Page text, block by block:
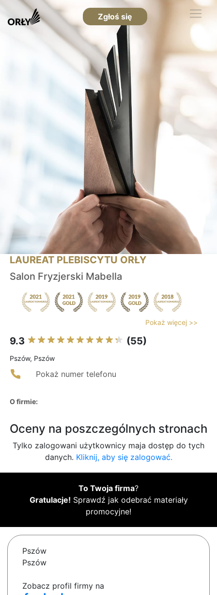
Zgłoś się
LAUREAT PLEBISCYTU ORŁY
Salon Fryzjerski Mabella
Pokaż więcej >>
9.3 (55)
Pszów, Pszów
Pokaż numer telefonu
O firmie:
Oceny na poszczególnych stronach
Tylko zalogowani użytkownicy maja dostęp do tych
danych. Kliknij, aby się zalogować.
To Twoja firma?
Gratulacje! Sprawdź jak odebrać materiały
promocyjne!
Pszów
Pszów
Zobacz profil firmy na